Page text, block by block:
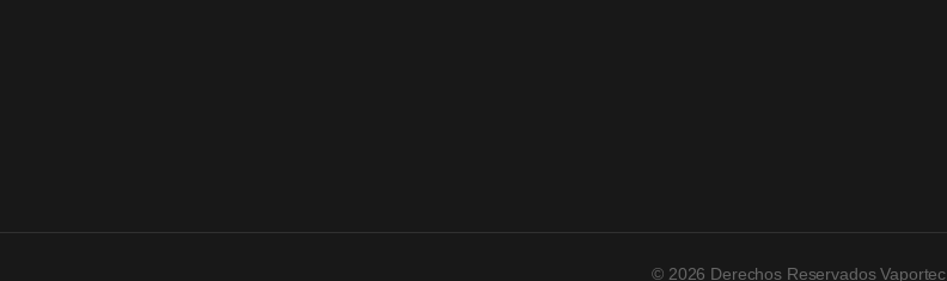
© 2026 Derechos Reservados Vaportec.